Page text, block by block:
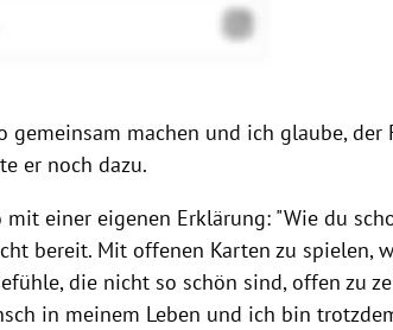
machen und ich glaube, der
er noch dazu.
einer eigenen Erklärung: "Wie du
bereit. Mit offenen Karten zu spielen,
die nicht so schön sind, offen zu
in meinem Leben und ich bin